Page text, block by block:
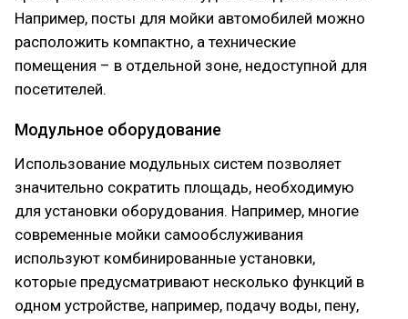
Например, посты для мойки автомобилей можно
расположить компактно, а технические
помещения – в отдельной зоне, недоступной для
посетителей.
Модульное оборудование
Использование модульных систем позволяет
значительно сократить площадь, необходимую
для установки оборудования. Например, многие
современные мойки самообслуживания
используют комбинированные установки,
которые предусматривают несколько функций в
одном устройстве, например, подачу воды, пену,